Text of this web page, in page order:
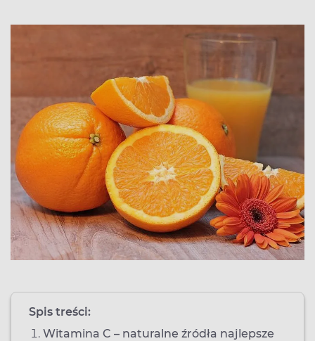
Spis treści:
Witamina C – naturalne źródła najlepsze